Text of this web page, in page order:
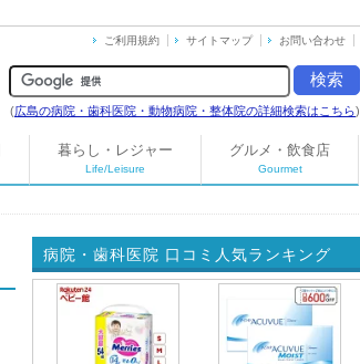
(広島の病院・歯科医院・動物病院・整体院の詳細検索はこちら)
ご利用規約 サイトマップ お問い合わせ
暮らし・レジャー
Life/Leisure
グルメ・飲食店
Gourmet
病院・歯科医院 口コミ人気ランキング